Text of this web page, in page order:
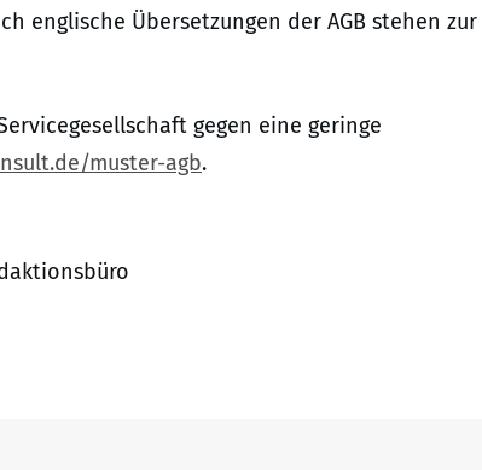
englische Übersetzungen der AGB stehen zur
gegen eine geringe
muster-agb.